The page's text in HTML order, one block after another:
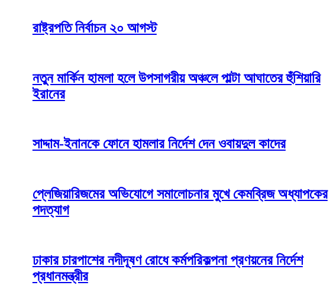
রাষ্ট্রপতি নির্বাচন ২০ আগস্ট
নতুন মার্কিন হামলা হলে উপসাগরীয় অঞ্চলে পাল্টা আঘাতের হুঁশিয়ারি
ইরানের
সাদ্দাম-ইনানকে ফোনে হামলার নির্দেশ দেন ওবায়দুল কাদের
প্লেজিয়ারিজমের অভিযোগে সমালোচনার মুখে কেমব্রিজ অধ্যাপকের
পদত্যাগ
ঢাকার চারপাশের নদীদূষণ রোধে কর্মপরিকল্পনা প্রণয়নের নির্দেশ
প্রধানমন্ত্রীর